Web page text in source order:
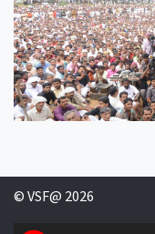
© VSF@ 2026